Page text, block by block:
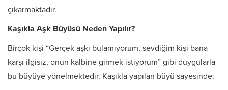
çıkarmaktadır.
Kaşıkla Aşk Büyüsü Neden Yapılır?
Birçok kişi “Gerçek aşkı bulamıyorum, sevdiğim kişi bana
karşı ilgisiz, onun kalbine girmek istiyorum” gibi duygularla
bu büyüye yönelmektedir. Kaşıkla yapılan büyü sayesinde: